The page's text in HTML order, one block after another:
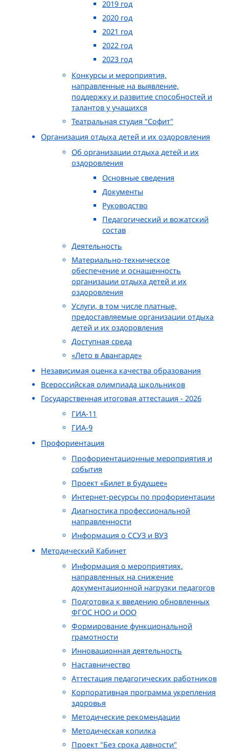
2019 год
2020 год
2021 год
2022 год
2023 год
Конкурсы и мероприятия,
направленные на выявление,
поддержку и развитие способностей и
талантов у учащихся
Театральная студия "Софит"
Организация отдыха детей и их оздоровления
Об организации отдыха детей и их
оздоровления
Основные сведения
Документы
Руководство
Педагогический и вожатский
состав
Деятельность
Материально-техническое
обеспечение и оснащенность
организации отдыха детей и их
оздоровления
Услуги, в том числе платные,
предоставляемые организации отдыха
детей и их оздоровления
Доступная среда
«Лето в Авангарде»
Независимая оценка качества образования
Всероссийская олимпиада школьников
Государственная итоговая аттестация - 2026
ГИА-11
ГИА-9
Профориентация
Профориентационные мероприятия и
события
Проект «Билет в будущее»
Интернет-ресурсы по профориентации
Диагностика профессиональной
направленности
Информация о ССУЗ и ВУЗ
Методический Кабинет
Информация о мероприятиях,
направленных на снижение
документационной нагрузки педагогов
Подготовка к введению обновленных
ФГОС НОО и ООО
Формирование функциональной
грамотности
Инновационная деятельность
Наставничество
Аттестация педагогических работников
Корпоративная программа укрепления
здоровья
Методические рекомендации
Методическая копилка
Проект "Без срока давности"